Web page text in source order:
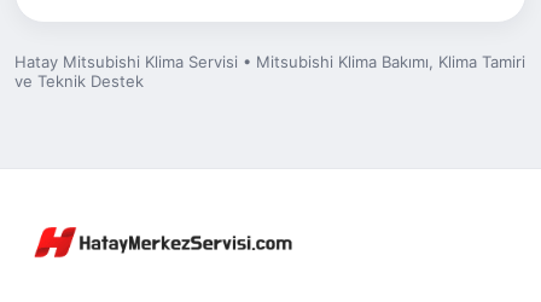
Hatay Mitsubishi Klima Servisi • Mitsubishi Klima Bakımı, Klima Tamiri
ve Teknik Destek